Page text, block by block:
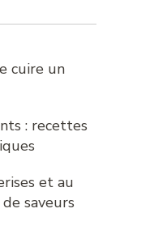
cuire un
: recettes
et au
saveurs